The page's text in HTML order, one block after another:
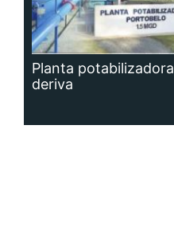
Planta
deriva